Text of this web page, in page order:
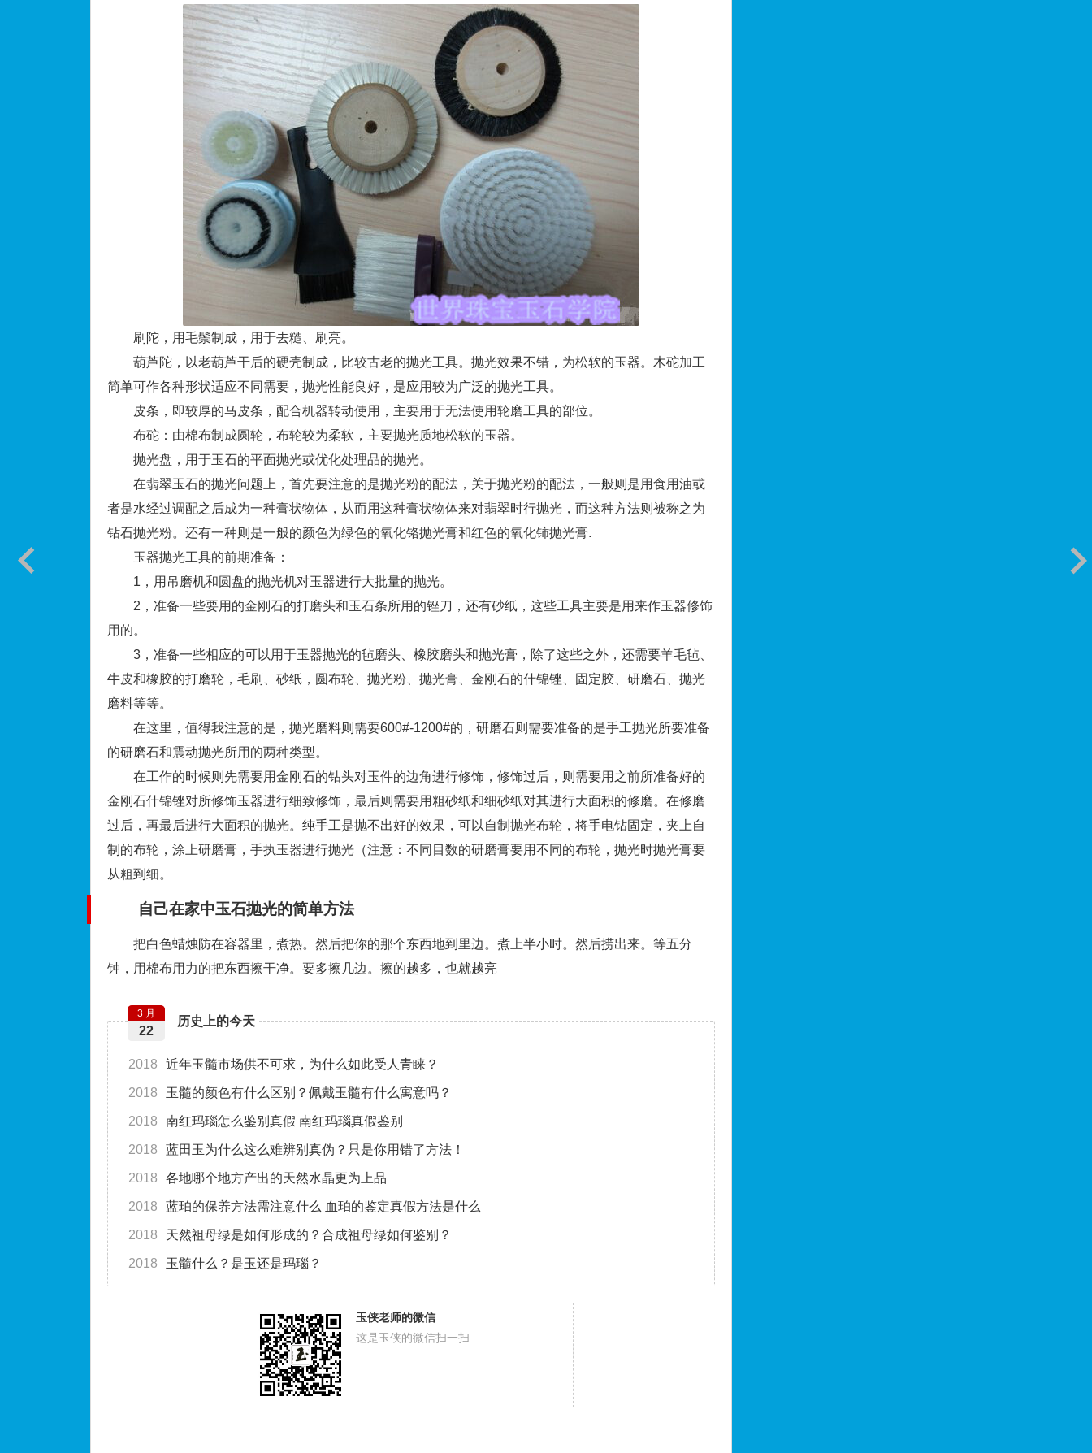
刷陀，用毛鬃制成，用于去糙、刷亮。
葫芦陀，以老葫芦干后的硬壳制成，比较古老的抛光工具。抛光效果不错，为松软的玉器。木砣加工
简单可作各种形状适应不同需要，抛光性能良好，是应用较为广泛的抛光工具。
皮条，即较厚的马皮条，配合机器转动使用，主要用于无法使用轮磨工具的部位。
布砣：由棉布制成圆轮，布轮较为柔软，主要抛光质地松软的玉器。
抛光盘，用于玉石的平面抛光或优化处理品的抛光。
在翡翠玉石的抛光问题上，首先要注意的是抛光粉的配法，关于抛光粉的配法，一般则是用食用油或
者是水经过调配之后成为一种膏状物体，从而用这种膏状物体来对翡翠时行抛光，而这种方法则被称之为
钻石抛光粉。还有一种则是一般的颜色为绿色的氧化铬抛光膏和红色的氧化铈抛光膏.
玉器抛光工具的前期准备：
1，用吊磨机和圆盘的抛光机对玉器进行大批量的抛光。
2，准备一些要用的金刚石的打磨头和玉石条所用的锉刀，还有砂纸，这些工具主要是用来作玉器修饰
用的。
3，准备一些相应的可以用于玉器抛光的毡磨头、橡胶磨头和抛光膏，除了这些之外，还需要羊毛毡、
牛皮和橡胶的打磨轮，毛刷、砂纸，圆布轮、抛光粉、抛光膏、金刚石的什锦锉、固定胶、研磨石、抛光
磨料等等。
在这里，值得我注意的是，抛光磨料则需要600#-1200#的，研磨石则需要准备的是手工抛光所要准备
的研磨石和震动抛光所用的两种类型。
在工作的时候则先需要用金刚石的钻头对玉件的边角进行修饰，修饰过后，则需要用之前所准备好的
金刚石什锦锉对所修饰玉器进行细致修饰，最后则需要用粗砂纸和细砂纸对其进行大面积的修磨。在修磨
过后，再最后进行大面积的抛光。纯手工是抛不出好的效果，可以自制抛光布轮，将手电钻固定，夹上自
制的布轮，涂上研磨膏，手执玉器进行抛光（注意：不同目数的研磨膏要用不同的布轮，抛光时抛光膏要
从粗到细。
自己在家中玉石抛光的简单方法
把白色蜡烛防在容器里，煮热。然后把你的那个东西地到里边。煮上半小时。然后捞出来。等五分
钟，用棉布用力的把东西擦干净。要多擦几边。擦的越多，也就越亮
历史上的今天
3 月
22
2018 近年玉髓市场供不可求，为什么如此受人青睐？
2018 玉髓的颜色有什么区别？佩戴玉髓有什么寓意吗？
2018 南红玛瑙怎么鉴别真假 南红玛瑙真假鉴别
2018 蓝田玉为什么这么难辨别真伪？只是你用错了方法！
2018 各地哪个地方产出的天然水晶更为上品
2018 蓝珀的保养方法需注意什么 血珀的鉴定真假方法是什么
2018 天然祖母绿是如何形成的？合成祖母绿如何鉴别？
2018 玉髓什么？是玉还是玛瑙？
玉侠老师的微信
这是玉侠的微信扫一扫